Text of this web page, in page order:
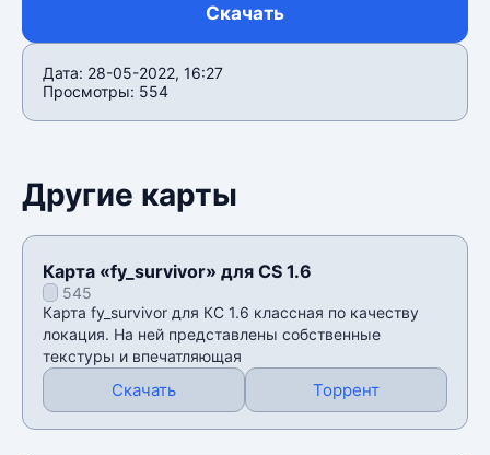
Скачать
Дата: 28-05-2022, 16:27
Просмотры: 554
Другие карты
Карта «fy_survivor» для CS 1.6
545
Карта fy_survivor для КС 1.6 классная по качеству
локация. На ней представлены собственные
текстуры и впечатляющая
Скачать Торрент